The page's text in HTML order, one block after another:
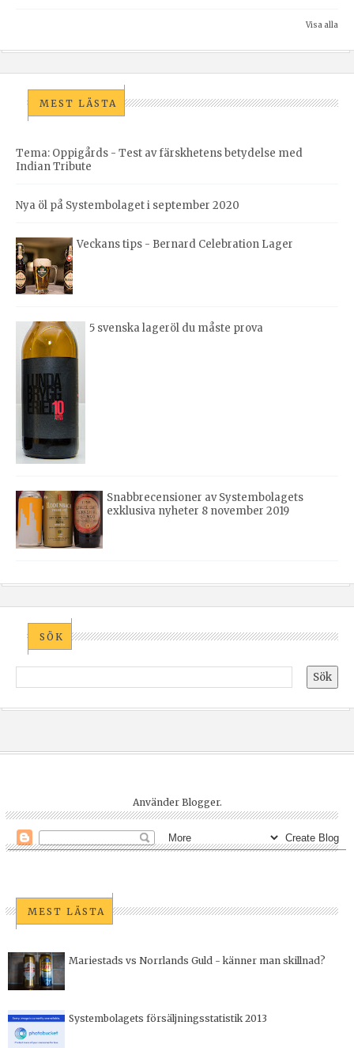
Visa alla
MEST LÄSTA
Tema: Oppigårds - Test av färskhetens betydelse med
Indian Tribute
Nya öl på Systembolaget i september 2020
Veckans tips - Bernard Celebration Lager
5 svenska lageröl du måste prova
Snabbrecensioner av Systembolagets
exklusiva nyheter 8 november 2019
SÖK
Använder Blogger.
MEST LÄSTA
Mariestads vs Norrlands Guld - känner man skillnad?
Systembolagets försäljningsstatistik 2013